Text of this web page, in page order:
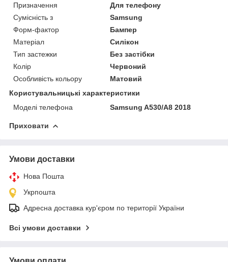
Призначення
Для телефону
Сумісність з
Samsung
Форм-фактор
Бампер
Матеріал
Силікон
Тип застежки
Без застібки
Колір
Червоний
Особливість кольору
Матовий
Користувальницькі характеристики
Моделі телефона
Samsung A530/A8 2018
Приховати
Умови доставки
Нова Пошта
Укрпошта
Адресна доставка кур'єром по території України
Всі умови доставки